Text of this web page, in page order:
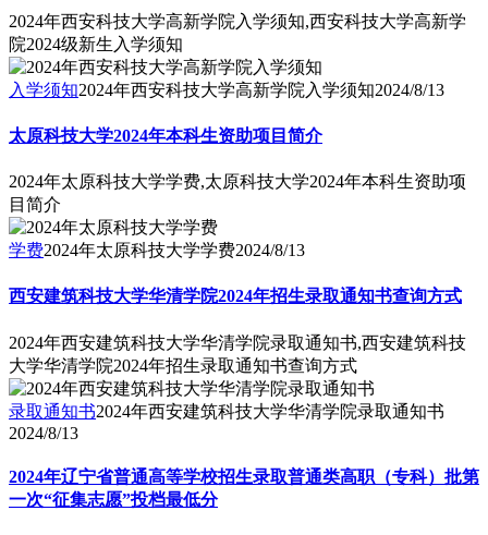
2024年西安科技大学高新学院入学须知,西安科技大学高新学
院2024级新生入学须知
入学须知2024年西安科技大学高新学院入学须知2024/8/13
太原科技大学2024年本科生资助项目简介
2024年太原科技大学学费,太原科技大学2024年本科生资助项
目简介
学费2024年太原科技大学学费2024/8/13
西安建筑科技大学华清学院2024年招生录取通知书查询方式
2024年西安建筑科技大学华清学院录取通知书,西安建筑科技
大学华清学院2024年招生录取通知书查询方式
录取通知书2024年西安建筑科技大学华清学院录取通知书
2024/8/13
2024年辽宁省普通高等学校招生录取普通类高职（专科）批第
一次“征集志愿”投档最低分